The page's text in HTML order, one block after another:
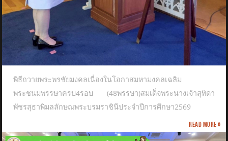
พิธีถวายพระพรชัยมงคลเนื่องในโอกาสมหามงคลเฉลิม
พระชนมพรรษาครบ4รอบ (48พรรษา)สมเด็จพระนางเจ้าสุทิดา
พัชรสุธาพิมลลักษณพระบรมราชินีประจำปีการศึกษา2569
Read more »